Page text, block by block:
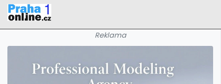
Reklama